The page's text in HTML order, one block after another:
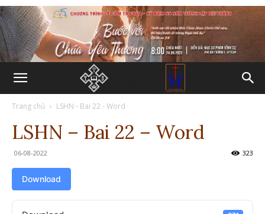
Trang chủ LSHN - Bai 22 - Word
LSHN – Bai 22 – Word
06-08-2022 323
Download